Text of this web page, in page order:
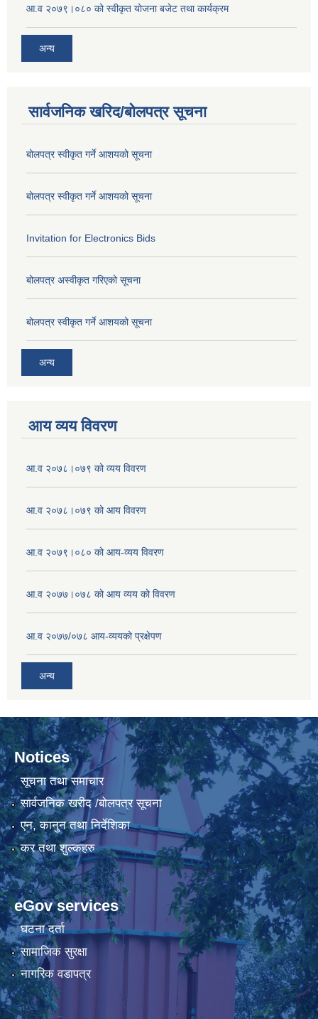
आ.व २०७९।०८० को स्वीकृत योजना बजेट तथा कार्यक्रम
अन्य
सार्वजनिक खरिद/बोलपत्र सूचना
बोलपत्र स्वीकृत गर्ने आशयको सूचना
बोलपत्र स्वीकृत गर्ने आशयको सूचना
Invitation for Electronics Bids
बोलपत्र अस्वीकृत गरिएको सूचना
बोलपत्र स्वीकृत गर्ने आशयको सूचना
अन्य
आय व्यय विवरण
आ.व २०७८।०७९ को व्यय विवरण
आ.व २०७८।०७९ को आय विवरण
आ.व २०७९।०८० को आय-व्यय विवरण
आ.व २०७७।०७८ को आय व्यय को विवरण
आ.व २०७७/०७८ आय-व्ययको प्रक्षेपण
अन्य
Notices
सूचना तथा समाचार
सार्वजनिक खरीद /बोलपत्र सूचना
एन, कानुन तथा निर्देशिका
कर तथा शुल्कहरु
eGov services
घटना दर्ता
सामाजिक सुरक्षा
नागरिक वडापत्र